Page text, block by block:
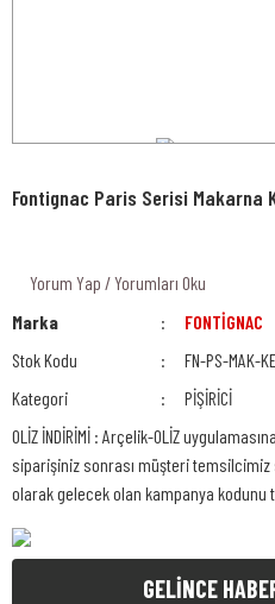
Fontignac Paris Serisi Makarna
Yorum Yap / Yorumları Oku
Marka
FONTİGNAC
Stok Kodu
FN-PS-MAK-
Kategori
PİŞİRİCİ
OLİZ İNDİRİMİ : Arçelik-OLİZ
siparişiniz sonrası müşteri
olarak gelecek olan kampanya kodunu
GELİNCE